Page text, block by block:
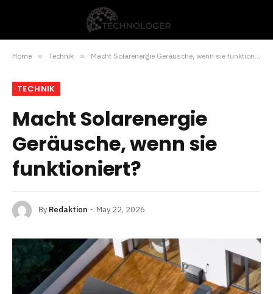
Home » Technik » Macht Solarenergie Geräusche, wenn sie funktioniert?
TECHNIK
Macht Solarenergie
Geräusche, wenn sie
funktioniert?
By Redaktion May 22, 2026